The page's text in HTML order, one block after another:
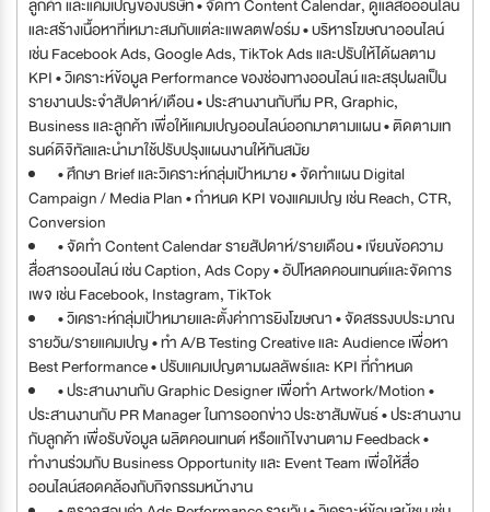
ลูกค้า และแคมเปญของบริษัท • จัดทำ Content Calendar, ดูแลสื่อออนไลน์
และสร้างเนื้อหาที่เหมาะสมกับแต่ละแพลตฟอร์ม • บริหารโฆษณาออนไลน์
เช่น Facebook Ads, Google Ads, TikTok Ads และปรับให้ได้ผลตาม
KPI • วิเคราะห์ข้อมูล Performance ของช่องทางออนไลน์ และสรุปผลเป็น
รายงานประจำสัปดาห์/เดือน • ประสานงานกับทีม PR, Graphic,
Business และลูกค้า เพื่อให้แคมเปญออนไลน์ออกมาตามแผน • ติดตามเท
รนด์ดิจิทัลและนำมาใช้ปรับปรุงแผนงานให้ทันสมัย
• ศึกษา Brief และวิเคราะห์กลุ่มเป้าหมาย • จัดทำแผน Digital
Campaign / Media Plan • กำหนด KPI ของแคมเปญ เช่น Reach, CTR,
Conversion
• จัดทำ Content Calendar รายสัปดาห์/รายเดือน • เขียนข้อความ
สื่อสารออนไลน์ เช่น Caption, Ads Copy • อัปโหลดคอนเทนต์และจัดการ
เพจ เช่น Facebook, Instagram, TikTok
• วิเคราะห์กลุ่มเป้าหมายและตั้งค่าการยิงโฆษณา • จัดสรรงบประมาณ
รายวัน/รายแคมเปญ • ทำ A/B Testing Creative และ Audience เพื่อหา
Best Performance • ปรับแคมเปญตามผลลัพธ์และ KPI ที่กำหนด
• ประสานงานกับ Graphic Designer เพื่อทำ Artwork/Motion •
ประสานงานกับ PR Manager ในการออกข่าว ประชาสัมพันธ์ • ประสานงาน
กับลูกค้า เพื่อรับข้อมูล ผลิตคอนเทนต์ หรือแก้ไขงานตาม Feedback •
ทำงานร่วมกับ Business Opportunity และ Event Team เพื่อให้สื่อ
ออนไลน์สอดคล้องกับกิจกรรมหน้างาน